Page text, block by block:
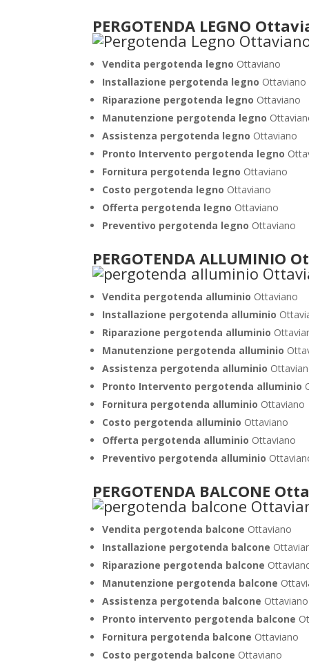
PERGOTENDA LEGNO
Vendita pergotenda legno Ottaviano
Installazione pergotenda legno Ottaviano
Riparazione pergotenda legno Ottaviano
Manutenzione pergotenda legno
Assistenza pergotenda legno Ottaviano
Pronto Intervento pergotenda legno
Fornitura pergotenda legno Ottaviano
Costo pergotenda legno Ottaviano
Offerta pergotenda legno Ottaviano
Preventivo pergotenda legno Ottaviano
PERGOTENDA ALLUMINIO
Vendita pergotenda alluminio Ottaviano
Installazione pergotenda alluminio
Riparazione pergotenda alluminio
Manutenzione pergotenda alluminio
Assistenza pergotenda alluminio
Pronto Intervento pergotenda alluminio
Fornitura pergotenda alluminio Ottaviano
Costo pergotenda alluminio Ottaviano
Offerta pergotenda alluminio Ottaviano
Preventivo pergotenda alluminio
PERGOTENDA BALCONE
Vendita pergotenda balcone Ottaviano
Installazione pergotenda balcone
Riparazione pergotenda balcone
Manutenzione pergotenda balcone
Assistenza pergotenda balcone Ottaviano
Pronto intervento pergotenda balcone
Fornitura pergotenda balcone Ottaviano
Costo pergotenda balcone Ottaviano